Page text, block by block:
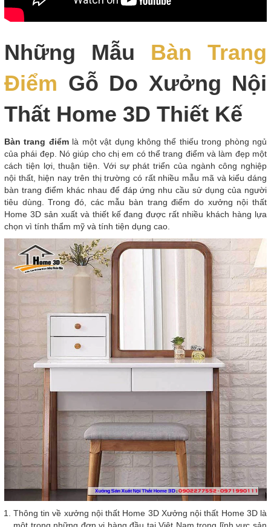
Những Mẫu Bàn Trang
Điểm Gỗ Do Xưởng Nội
Thất Home 3D Thiết Kế
Bàn trang điểmlà một vật dụng không thể thiếu trong phòng ngủ
của phái đẹp. Nó giúp cho chị em có thể trang điểm và làm đẹp một
cách tiện lợi, thuận tiện. Với sự phát triển của ngành công nghiệp
nội thất, hiện nay trên thị trường có rất nhiều mẫu mã và kiểu dáng
bàn trang điểm khác nhau để đáp ứng nhu cầu sử dụng của người
tiêu dùng. Trong đó, các mẫu bàn trang điểm do xưởng nội thất
Home 3D sản xuất và thiết kế đang được rất nhiều khách hàng lựa
chọn vì tính thẩm mỹ và tính tiện dụng cao.
Thông tin về xưởng nội thất Home 3D Xưởng nội thất Home 3D là